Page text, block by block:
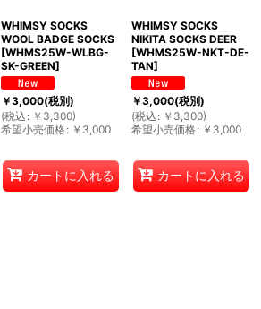
WHIMSY SOCKS
WOOL BADGE SOCKS
[WHMS25W-WLBG-
SK-GREEN]
￥3,000(税別)
(税込 : ￥ 3,300)
希望小売価格: ￥ 3,000
カートに入れる
WHIMSY SOCKS
NIKITA SOCKS DEER
[WHMS25W-NKT-DE-
TAN]
￥3,000(税別)
(税込 : ￥ 3,300)
希望小売価格: ￥ 3,000
カートに入れる